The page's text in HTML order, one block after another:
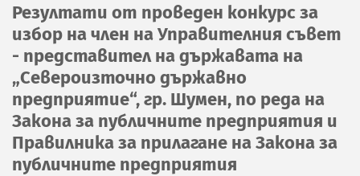
Резултати от проведен конкурс за
избор на член на Управителния съвет
- представител на държавата на
„Североизточно държавно
предприятие“, гр. Шумен, по реда на
Закона за публичните предприятия и
Правилника за прилагане на Закона за
публичните предприятия